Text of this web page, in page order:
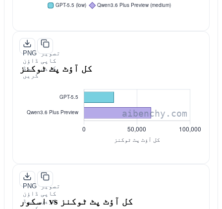
PNG
ڈاؤن
لوڈ
کریں
تصویر
کاپی
کریں
کل آؤٹ پٹ ٹوکنز
PNG
ڈاؤن
لوڈ
تصویر
کاپی
کریں
اسکور vs کل آؤٹ پٹ ٹوکنز